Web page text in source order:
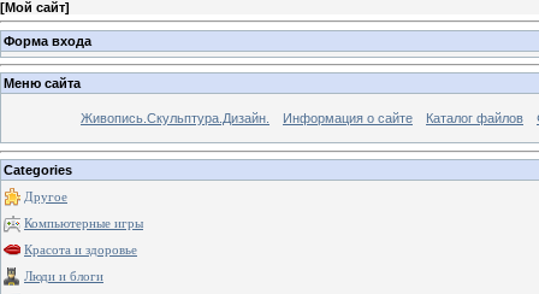
[Мой сайт]
Форма входа
Меню сайта
Живопись.Скульптура.Дизайн. Информация о сайте Каталог файлов
Categories
Другое
Компьютерные игры
Красота и здоровье
Люди и блоги